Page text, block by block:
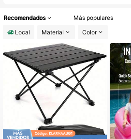
Recomendados Más populares
Local
Material Color